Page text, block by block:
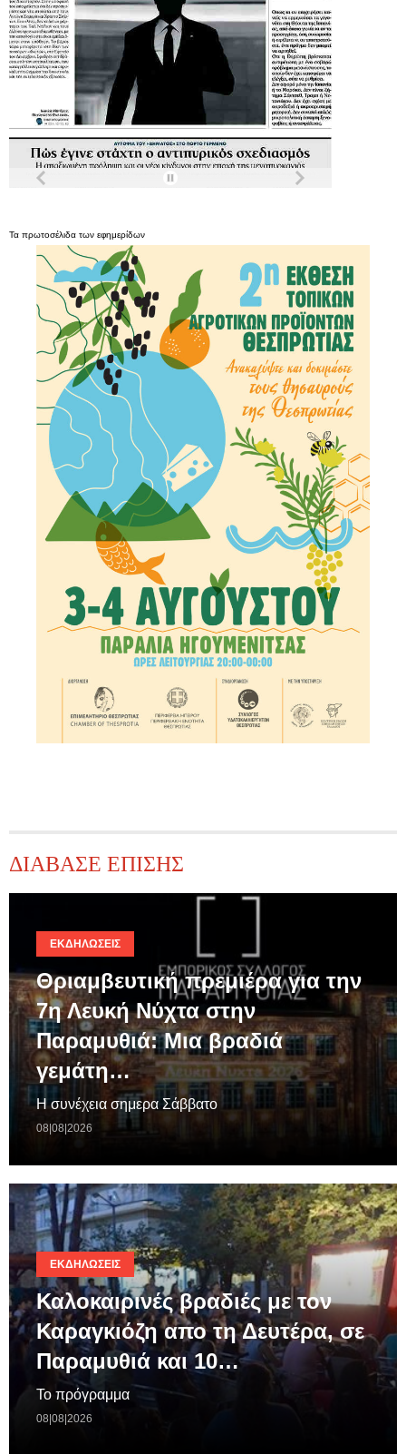
Τα πρωτοσέλιδα των εφημερίδων
ΔΙΑΒΑΣΕ ΕΠΙΣΗΣ
ΕΚΔΗΛΏΣΕΙΣ
Θριαμβευτική πρεμιέρα για την
7η Λευκή Νύχτα στην
Παραμυθιά: Μια βραδιά
γεμάτη…
Η συνέχεια σημερα Σάββατο
08|08|2026
ΕΚΔΗΛΏΣΕΙΣ
Καλοκαιρινές βραδιές με τον
Καραγκιόζη απο τη Δευτέρα, σε
Παραμυθιά και 10…
Το πρόγραμμα
08|08|2026